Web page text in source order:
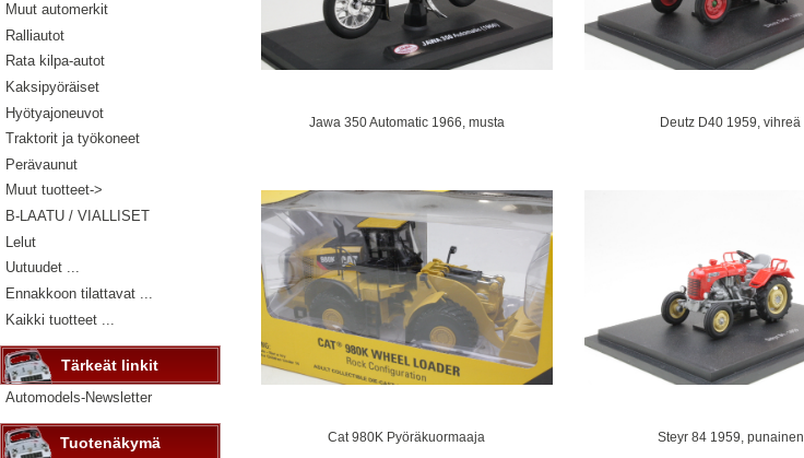
Muut automerkit
Ralliautot
Rata kilpa-autot
Kaksipyöräiset
Hyötyajoneuvot
Traktorit ja työkoneet
Perävaunut
Muut tuotteet->
B-LAATU / VIALLISET
Lelut
Uutuudet ...
Ennakkoon tilattavat ...
Kaikki tuotteet ...
Tärkeät linkit
Automodels-Newsletter
Tuotenäkymä
Jawa 350 Automatic 1966, musta Deutz D40 1959, vihreä
Cat 980K Pyöräkuormaaja Steyr 84 1959, punainen